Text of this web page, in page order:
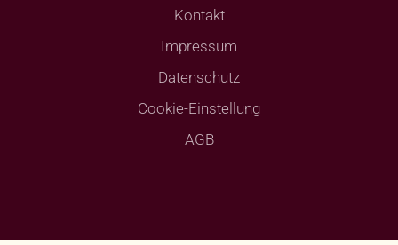
Kontakt
Impressum
Datenschutz
Cookie-Einstellung
AGB